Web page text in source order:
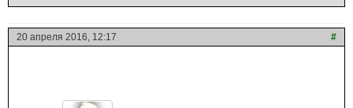
20 апреля 2016, 12:17 #